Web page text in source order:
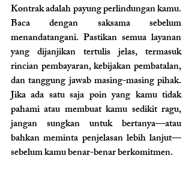
Kontrak adalah payung perlindungan kamu.
Baca dengan saksama sebelum
menandatangani. Pastikan semua layanan
yang dijanjikan tertulis jelas, termasuk
rincian pembayaran, kebijakan pembatalan,
dan tanggung jawab masing-masing pihak.
Jika ada satu saja poin yang kamu tidak
pahami atau membuat kamu sedikit ragu,
jangan sungkan untuk bertanya—atau
bahkan meminta penjelasan lebih lanjut—
sebelum kamu benar-benar berkomitmen.